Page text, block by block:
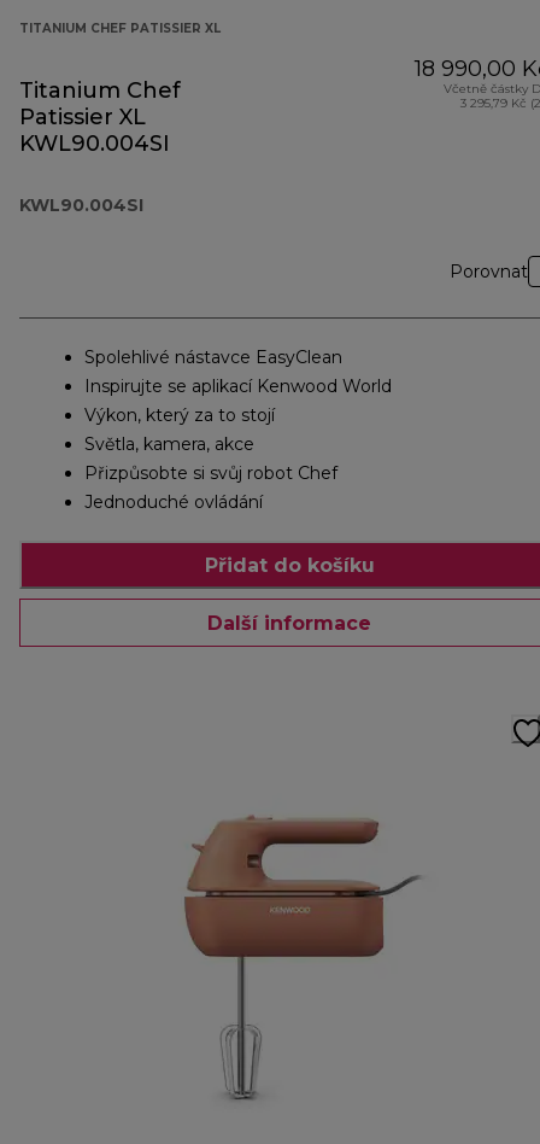
TITANIUM CHEF PATISSIER XL
Titanium Chef
Patissier XL
KWL90.004SI
KWL90.004SI
18 990,00
Včetně částky
3 295,79 Kč
Porovnat
Spolehlivé nástavce EasyClean
Inspirujte se aplikací Kenwood World
Výkon, který za to stojí
Světla, kamera, akce
Přizpůsobte si svůj robot Chef
Jednoduché ovládání
Přidat do košíku
Další informace